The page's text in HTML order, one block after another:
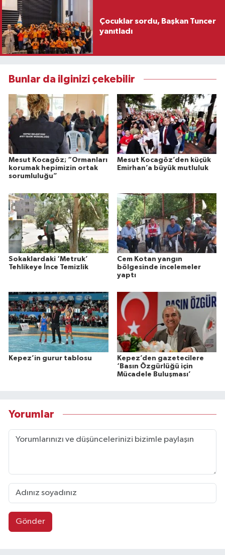
Çocuklar sordu, Başkan Tuncer
yanıtladı
Bunlar da ilginizi çekebilir
Mesut Kocagöz; “Ormanları
korumak hepimizin ortak
sorumluluğu”
Mesut Kocagöz’den küçük
Emirhan’a büyük mutluluk
Sokaklardaki ‘Metruk’
Tehlikeye İnce Temizlik
Cem Kotan yangın
bölgesinde incelemeler
yaptı
Kepez’in gurur tablosu
Kepez’den gazetecilere
‘Basın Özgürlüğü için
Mücadele Buluşması’
Yorumlar
Gönder